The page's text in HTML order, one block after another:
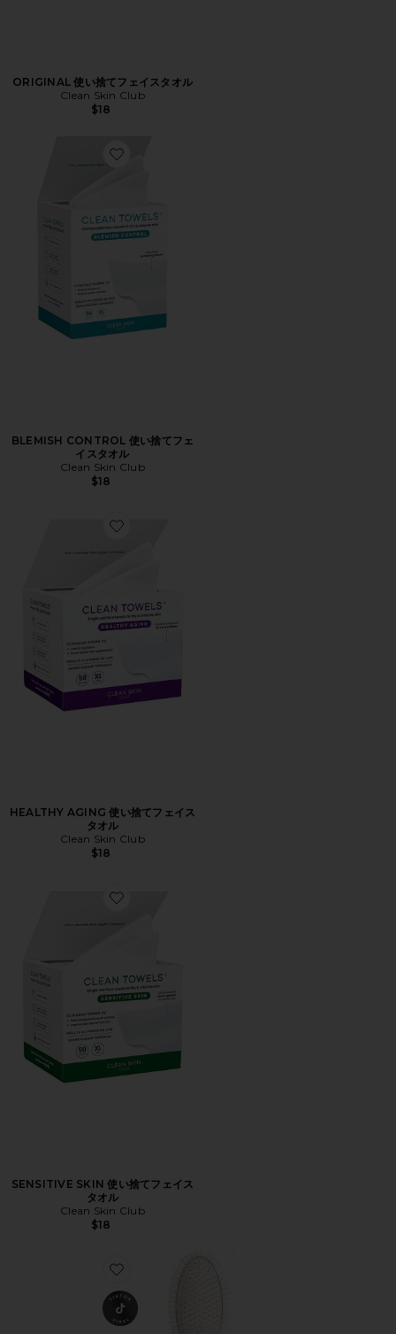
ORIGINAL 使い捨てフェイスタオル
Clean Skin Club
$18
BLEMISH CONTROL 使い捨てフェ
イスタオル
Clean Skin Club
$18
Favorite HEALTHY AGING 使い捨てフェイスタオル
HEALTHY AGING 使い捨てフェイス
タオル
Clean Skin Club
$18
SENSITIVE SKIN 使い捨てフェイス
タオル
Clean Skin Club
$18
Favorite LARGE BRUSH N04 ヘアブラシ